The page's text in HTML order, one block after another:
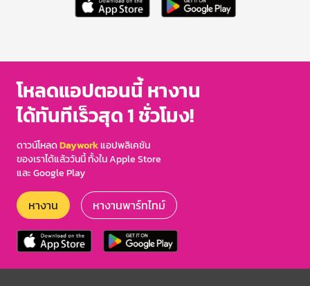
โหลดแอปตอนนี้ หางาน
ได้ทันทีเร็วสุด 1 ชั่วโมง!
ดาวน์โหลดDayworkแอปพลิเคชัน
ของเราได้แล้ววันนี้ ทั้งใน Apple Store
และ Google Play
หางาน หางานพาร์ทไทม์